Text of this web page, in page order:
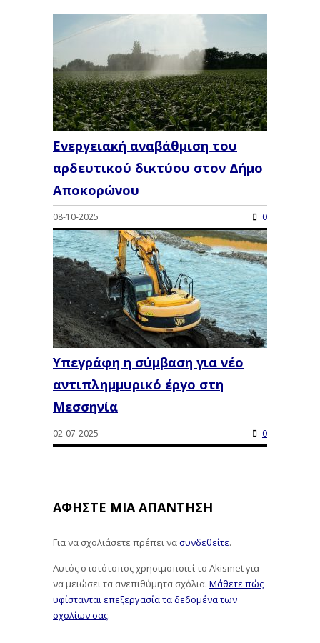
Ενεργειακή αναβάθμιση του
αρδευτικού δικτύου στον Δήμο
Αποκορώνου
08-10-2025 0
Υπεγράφη η σύμβαση για νέο
αντιπλημμυρικό έργο στη
Μεσσηνία
02-07-2025 0
ΑΦΉΣΤΕ ΜΙΑ ΑΠΆΝΤΗΣΗ
Για να σχολιάσετε πρέπει νασυνδεθείτε
Αυτός ο ιστότοπος χρησιμοποιεί το Akismet για
να μειώσει τα ανεπιθύμητα σχόλια. Μάθετε πώς
υφίστανται επεξεργασία τα δεδομένα των
σχολίων σας.